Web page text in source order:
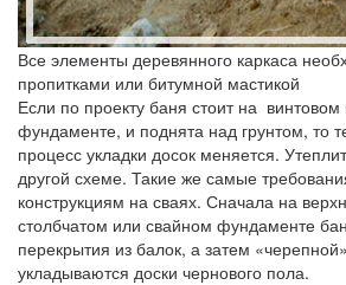
Все элементы деревянного каркаса
пропитками или битумной мастикой
Если по проекту баня стоит на
фундаменте, и поднята над грунтом, то
процесс укладки досок меняется.
другой схеме. Такие же самые
конструкциям на сваях. Сначала на
столбчатом или свайном фундаменте
перекрытия из балок, а затем
укладываются доски чернового пола.